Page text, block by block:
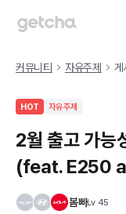
커뮤니티 자유주제 게
HOT 자유주제
2월 출고 가능
(feat. E250
봄빠Lv 45